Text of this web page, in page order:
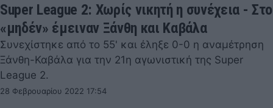
Super League 2: Χωρίς νικητή η συνέχεια - Στο
«μηδέν» έμειναν Ξάνθη και Καβάλα
Συνεχίστηκε από το 55' και έληξε 0-0 η αναμέτρηση
Ξάνθη-Καβάλα για την 21η αγωνιστική της Super
League 2.
28 Φεβρουαρίου 2022 17:54